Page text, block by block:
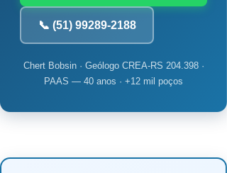
📞 (51) 99289-2188
Chert Bobsin · Geólogo CREA-RS 204.398 ·
PAAS — 40 anos · +12 mil poços